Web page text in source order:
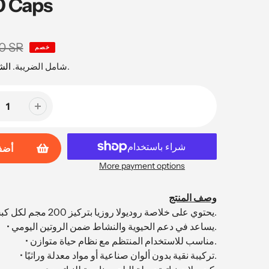
Caps
SR خصم
شامل الضريبة.محسوبة عند السداد.
More payment options
وصف المنتج
• يحتوي على خلاصة روديولا روزيا بتركيز 200 مجم لكل كبسولة.
• يساعد في دعم الحيوية والنشاط ضمن الروتين اليومي.
• مناسب للاستخدام المنتظم مع نظام حياة متوازن.
• تركيبة نقية بدون ألوان صناعية أو مواد معدلة وراثيًا.